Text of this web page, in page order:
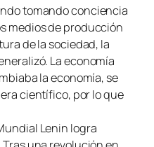
tomando conciencia
medios de producción
de la sociedad, la
La economía
la economía, se
científico, por lo que
Lenin logra